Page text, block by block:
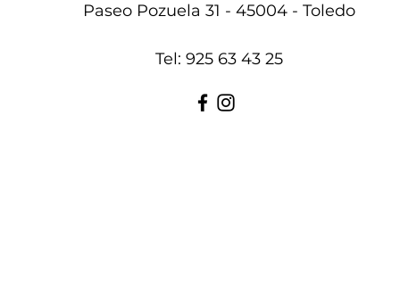
Paseo Pozuela 31 - 45004 - Toledo
Tel: 925 63 43 25